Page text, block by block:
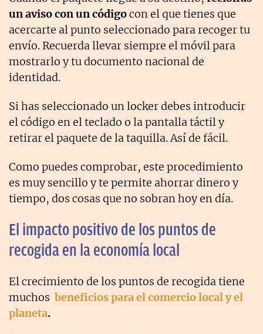
un aviso con un códigocon el que tienes que
acercarte al punto seleccionado para recoger tu
envío. Recuerda llevar siempre el móvil para
mostrarlo y tu documento nacional de
identidad.
Si has seleccionado un locker debes introducir
el código en el teclado o la pantalla táctil y
retirar el paquete de la taquilla. Así de fácil.
Como puedes comprobar, este procedimiento
es muy sencillo y te permite ahorrar dinero y
tiempo, dos cosas que no sobran hoy en día.
El impacto positivo de los puntos de
recogida en la economía local
El crecimiento de los puntos de recogida tiene
muchos beneficios para el comercio local y el
planeta.